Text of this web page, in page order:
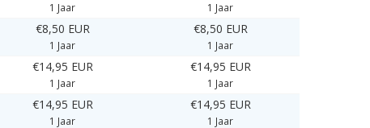
1 Jaar 1 Jaar
€8,50 EUR
1 Jaar
€8,50 EUR
1 Jaar
€14,95 EUR
1 Jaar
€14,95 EUR
1 Jaar
€14,95 EUR
1 Jaar
€14,95 EUR
1 Jaar